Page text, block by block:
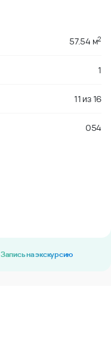
57.54 м2
1
11 из16
054
Запись на экскурсию